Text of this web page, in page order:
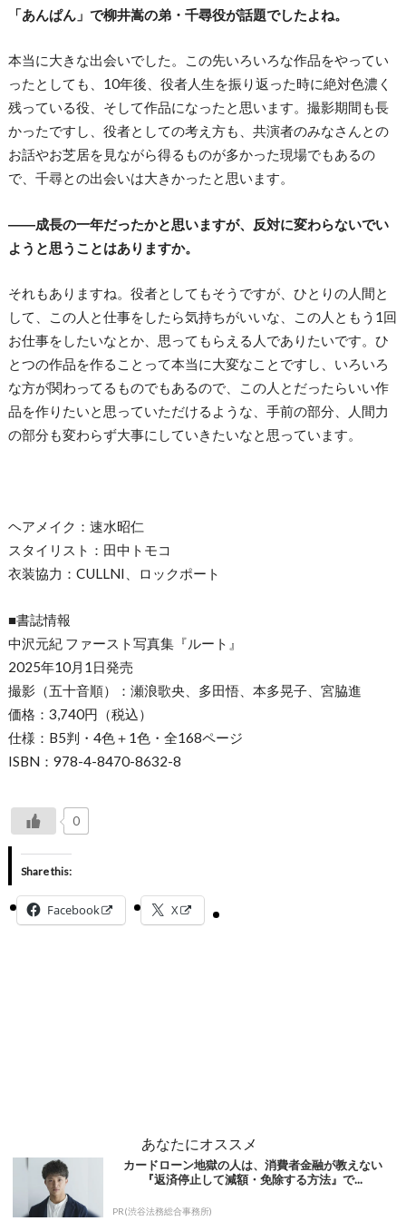
「あんぱん」で柳井嵩の弟・千尋役が話題でしたよね。
本当に大きな出会いでした。この先いろいろな作品をやってい
ったとしても、10年後、役者人生を振り返った時に絶対色濃く
残っている役、そして作品になったと思います。撮影期間も長
かったですし、役者としての考え方も、共演者のみなさんとの
お話やお芝居を見ながら得るものが多かった現場でもあるの
で、千尋との出会いは大きかったと思います。
――成長の一年だったかと思いますが、反対に変わらないでい
ようと思うことはありますか。
それもありますね。役者としてもそうですが、ひとりの人間と
して、この人と仕事をしたら気持ちがいいな、この人ともう1回
お仕事をしたいなとか、思ってもらえる人でありたいです。ひ
とつの作品を作ることって本当に大変なことですし、いろいろ
な方が関わってるものでもあるので、この人とだったらいい作
品を作りたいと思っていただけるような、手前の部分、人間力
の部分も変わらず大事にしていきたいなと思っています。
ヘアメイク：速水昭仁
スタイリスト：田中トモコ
衣装協力：CULLNI、ロックポート
■書誌情報
中沢元紀 ファースト写真集『ルート』
2025年10月1日発売
撮影（五十音順）：瀬浪歌央、多田悟、本多晃子、宮脇進
価格：3,740円（税込）
仕様：B5判・4色＋1色・全168ページ
ISBN：978-4-8470-8632-8
0
Share this:
Facebook X
あなたにオススメ
カードローン地獄の人は、消費者金融が教えない
『返済停止して減額・免除する方法』で...
PR(渋谷法務総合事務所)